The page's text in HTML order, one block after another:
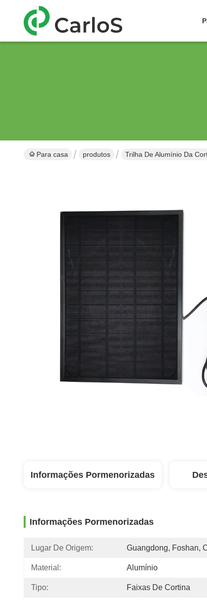
Para casa produtos Trilha De Alumínio Da
Informações Pormenorizadas
Informações Pormenorizadas
Lugar De Origem: Guangdong, Foshan,
Material: Alumínio
Tipo: Faixas De Cortina